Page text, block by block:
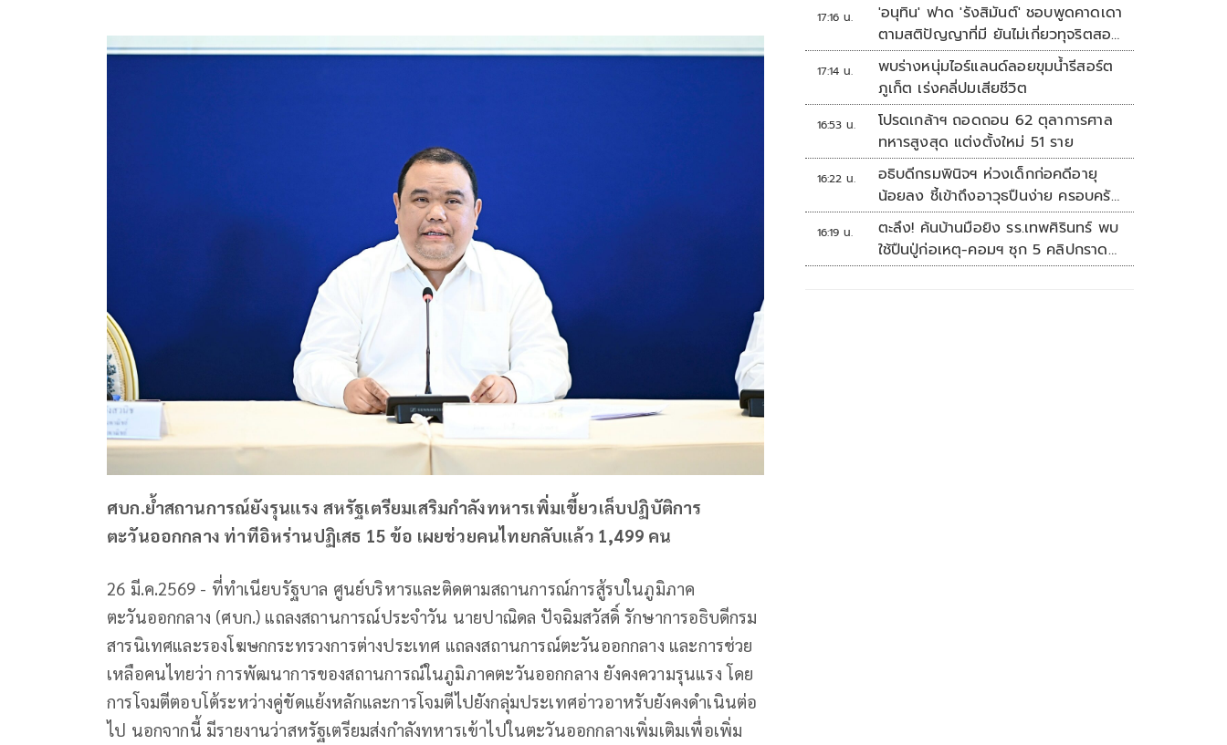
ศบก.ย้ำสถานการณ์ยังรุนแรง สหรัฐเตรียมเสริมกำลังทหารเพิ่มเขี้ยวเล็บปฏิบัติการ
ตะวันออกกลาง ท่าทีอิหร่านปฏิเสธ 15 ข้อ เผยช่วยคนไทยกลับแล้ว 1,499 คน
26 มี.ค.2569 - ที่ทำเนียบรัฐบาล ศูนย์บริหารและติดตามสถานการณ์การสู้รบในภูมิภาค
ตะวันออกกลาง (ศบก.) แถลงสถานการณ์ประจำวัน นายปาณิดล ปัจฉิมสวัสดิ์ รักษาการอธิบดีกรม
สารนิเทศและรองโฆษกกระทรวงการต่างประเทศ แถลงสถานการณ์ตะวันออกกลาง และการช่วย
เหลือคนไทยว่า การพัฒนาการของสถานการณ์ในภูมิภาคตะวันออกกลาง ยังคงความรุนแรง โดย
การโจมตีตอบโต้ระหว่างคู่ขัดแย้งหลักและการโจมตีไปยังกลุ่มประเทศอ่าวอาหรับยังคงดำเนินต่อ
ไป นอกจากนี้ มีรายงานว่าสหรัฐเตรียมส่งกำลังทหารเข้าไปในตะวันออกกลางเพิ่มเติมเพื่อเพิ่ม
17:16 น.
'อนุทิน' ฟาด 'รังสิมันต์' ชอบพูดคาดเดา
ตามสติปัญญาที่มี ยันไม่เกี่ยวทุจริตสอบ
ท้องถิ่น
17:14 น.
พบร่างหนุ่มไอร์แลนด์ลอยขุมน้ำรีสอร์ต
ภูเก็ต เร่งคลี่ปมเสียชีวิต
16:53 น.
โปรดเกล้าฯ ถอดถอน 62 ตุลาการศาล
ทหารสูงสุด แต่งตั้งใหม่ 51 ราย
16:22 น.
อธิบดีกรมพินิจฯ ห่วงเด็กก่อคดีอายุ
น้อยลง ชี้เข้าถึงอาวุธปืนง่าย ครอบครัว
แตกแยกเป็นชนวนสำคัญ
16:19 น.
ตะลึง! ค้นบ้านมือยิง รร.เทพศิรินทร์ พบ
ใช้ปืนปู่ก่อเหตุ-คอมฯ ซุก 5 คลิปกราด
ยิง